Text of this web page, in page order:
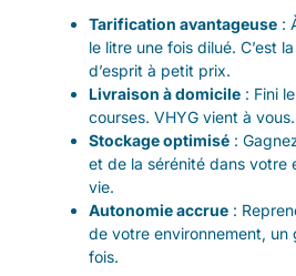
Tarification avantageuse :
le litre une fois dilué. C’est
d’esprit à petit prix.
Livraison à domicile : Fini
courses. VHYG vient à vous.
Stockage optimisé :
et de la sérénité dans votre
vie.
Autonomie accrue :
de votre environnement, un
fois.